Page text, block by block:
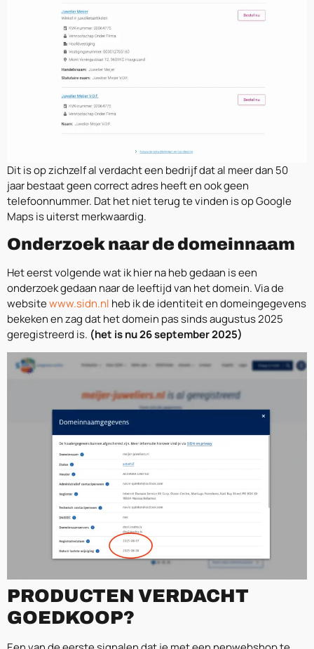
Dit is op zichzelf al verdacht een bedrijf dat al meer dan 50
jaar bestaat geen correct adres heeft en ook geen
telefoonnummer. Dat het niet terug te vinden is op Google
Maps is uiterst merkwaardig.
Onderzoek naar de domeinnaam
Het eerst volgende wat ik hier na heb gedaan is een
onderzoek gedaan naar de leeftijd van het domein. Via de
websitewww.sidn.nl heb ik de identiteit en domeingegevens
bekeken en zag dat het domein pas sinds augustus 2025
geregistreerd is. (het is nu 26 september 2025)
PRODUCTEN VERDACHT
GOEDKOOP?